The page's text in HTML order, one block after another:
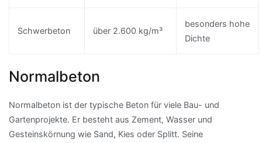
Schwerbeton über 2.600 kg/m³
besonders hohe
Dichte
Normalbeton
Normalbeton ist der typische Beton für viele Bau- und
Gartenprojekte. Er besteht aus Zement, Wasser und
Gesteinskörnung wie Sand, Kies oder Splitt. Seine